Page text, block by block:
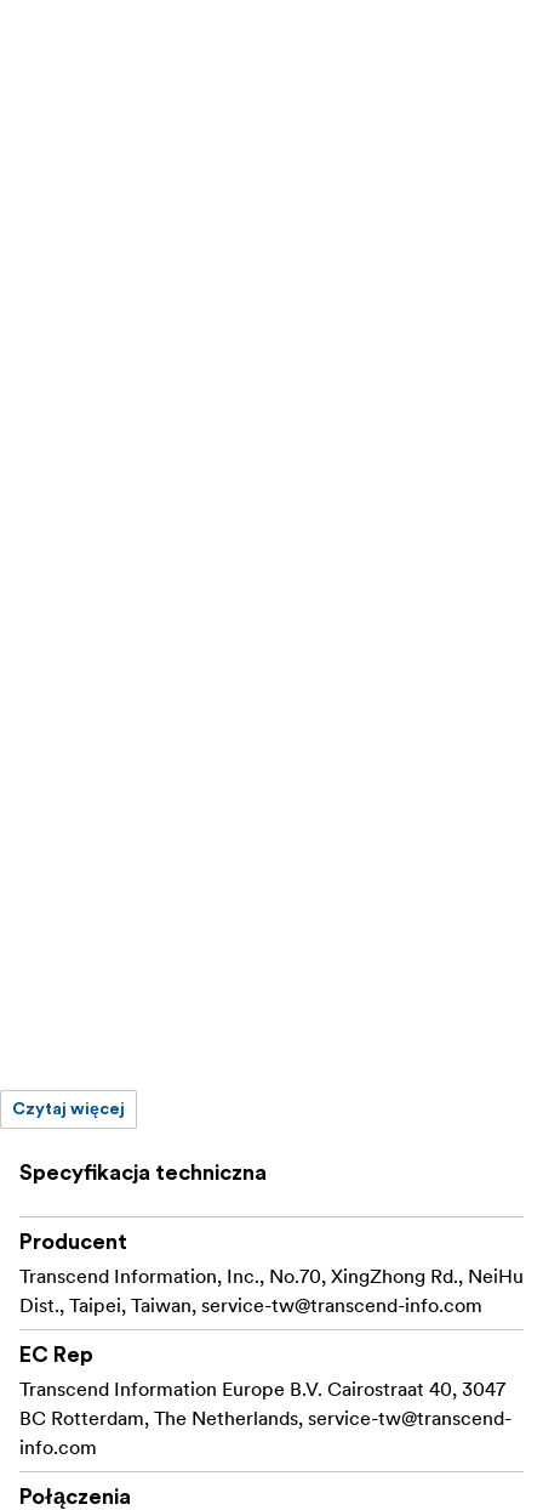
Czytaj więcej
Specyfikacja techniczna
Producent
Transcend Information, Inc., No.70, XingZhong Rd., NeiHu
Dist., Taipei, Taiwan, service-tw@transcend-info.com
EC Rep
Transcend Information Europe B.V. Cairostraat 40, 3047
BC Rotterdam, The Netherlands, service-tw@transcend-
info.com
Połączenia